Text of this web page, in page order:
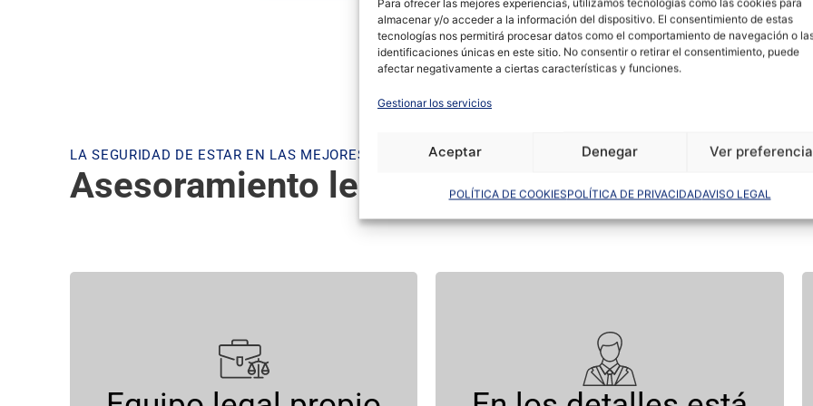
almacenar y/o acceder a la información del dispositivo. El consentimiento de estas
tecnologías nos permitirá procesar datos como el comportamiento de navegación o
identificaciones únicas en este sitio. No consentir o retirar el consentimiento, puede
afectar negativamente a ciertas características y funciones.
Gestionar los servicios
Aceptar Denegar Ver
POLÍTICA DE COOKIESPOLÍTICA DE PRIVACIDADAVISO LEGAL
inmueble a los miles
encaja con tu
LA SEGURIDAD DE ESTAR EN LAS MEJORES MANOS
Asesoramiento legal de principio a fin
Contaras con un equipo
jurídico de primer nivel que te
acompañará
en todo el proceso de
Revisamos y preparamos todos los
aspectos clave del contrato de alquiler.
Te damos la máxima tranquilidad.